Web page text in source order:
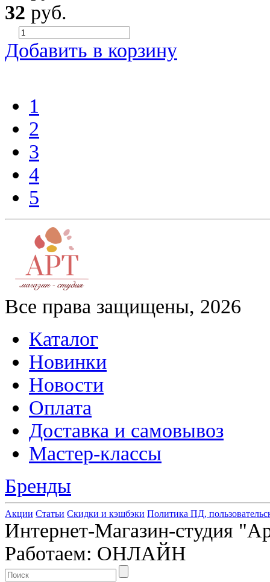
32 руб.
Добавить в корзину
1
2
3
4
5
Все права защищены, 2026
Каталог
Новинки
Новости
Оплата
Доставка и самовывоз
Мастер-классы
Бренды
Акции Статьи Скидки и кэшбэки Политика ПД,
Интернет-Магазин-студия
Работаем: ОНЛАЙН